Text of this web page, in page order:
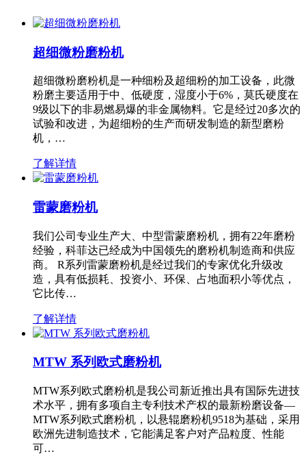
超细微粉磨粉机
超细微粉磨粉机是一种细粉及超细粉的加工设备，此微
粉磨主要适用于中、低硬度，湿度小于6%，莫氏硬度在
9级以下的非易燃易爆的非金属物料。它是经过20多次的
试验和改进，为超细粉的生产而研发制造的新型磨粉
机，…
了解详情
雷蒙磨粉机
我们公司专业生产大、中型雷蒙磨粉机，拥有22年磨粉
经验，科菲达已经成为中国领先的磨粉机制造商和供应
商。 R系列雷蒙磨粉机是经过我们的专家优化升级改
造，具有低损耗、投资小、环保、占地面积小等优点，
它比传…
了解详情
MTW 系列欧式磨粉机
MTW系列欧式磨粉机是我公司新近推出具有国际先进技
术水平，拥有多项自主专利技术产权的最新粉磨设备—
MTW系列欧式磨粉机，以悬辊磨粉机9518为基础，采用
欧洲先进制造技术，它能满足客户对产品粒度、性能
可…